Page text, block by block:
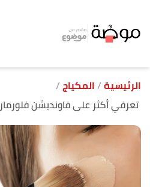
الرئيسية المكياج
تعرفي أكثر على فاونديشن فلورمار Flormar للبشرة المختلطة